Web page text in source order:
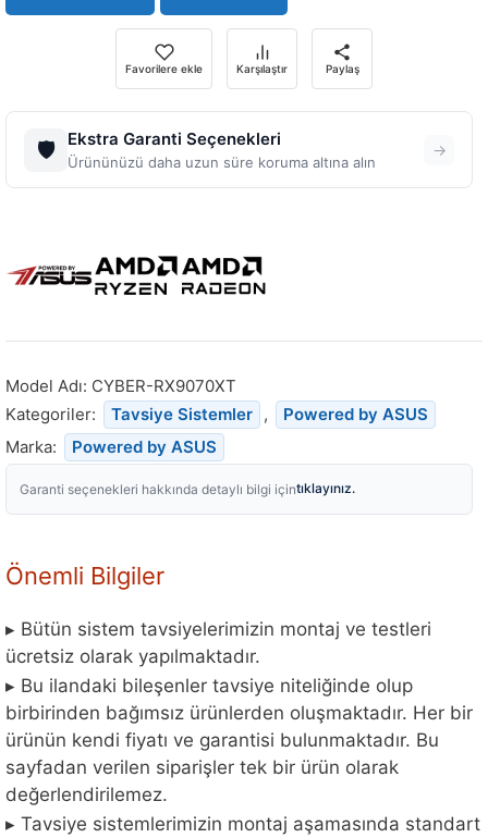
75.999,00 ₺.
Favorilere ekle Karşılaştır Paylaş
🛡️ Ekstra Garanti Seçenekleri
Ürününüzü daha uzun süre koruma altına alın
→
Model Adı: CYBER-RX9070XT
Kategoriler:
Tavsiye Sistemler ,
Powered by ASUS
Marka:
Powered by ASUS
Garanti seçenekleri hakkında detaylı bilgi içintıklayınız.
Önemli Bilgiler
▸ Bütün sistem tavsiyelerimizin montaj ve testleri
ücretsiz olarak yapılmaktadır.
▸ Bu ilandaki bileşenler tavsiye niteliğinde olup
birbirinden bağımsız ürünlerden oluşmaktadır. Her bir
ürünün kendi fiyatı ve garantisi bulunmaktadır. Bu
sayfadan verilen siparişler tek bir ürün olarak
değerlendirilemez.
▸ Tavsiye sistemlerimizin montaj aşamasında standart